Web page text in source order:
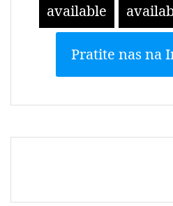
available
Pratite nas na